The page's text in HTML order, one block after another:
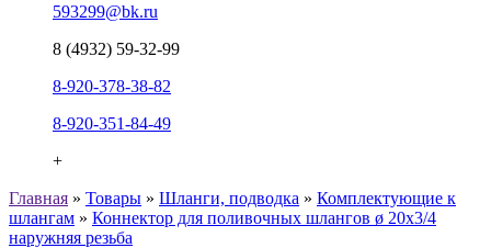
593299@bk.ru
8 (4932) 59-32-99
8-920-378-38-82
8-920-351-84-49
+
Главная » Товары » Шланги, подводка » Комплектующие к
шлангам » Коннектор для поливочных шлангов ø 20х3/4
наружняя резьба